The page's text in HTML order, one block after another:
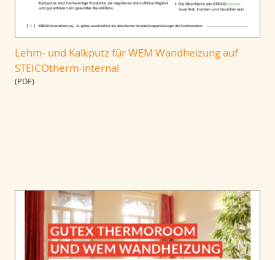
Lehm- und Kalkputz für WEM Wandheizung auf
STEICOtherm-internal
(PDF)